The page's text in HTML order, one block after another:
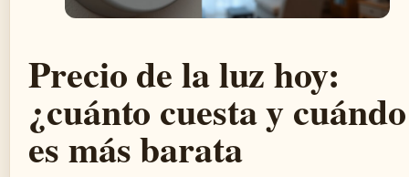
Precio de la luz hoy:
¿cuánto cuesta y cuándo
es más barata